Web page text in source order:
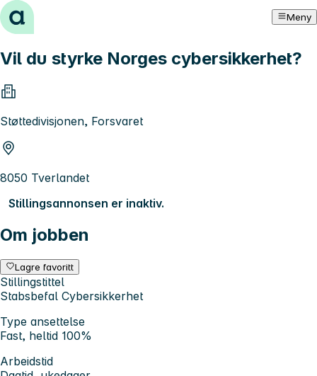
Hopp til innhold Meny
Vil du styrke Norges cybersikkerhet?
Støttedivisjonen, Forsvaret
8050 Tverlandet
Stillingsannonsen er inaktiv.
Om jobben
Lagre favoritt
Stillingstittel
Stabsbefal Cybersikkerhet
Type ansettelse
Fast, heltid 100%
Arbeidstid